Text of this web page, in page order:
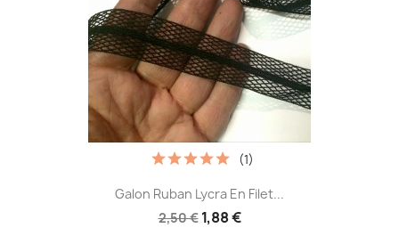
Galon Ruban Lycra En Filet...
2,50 € 1,88 €
(1)